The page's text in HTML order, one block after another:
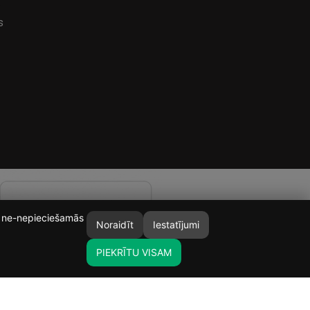
nepieciešamās
Noraidīt Iestatījumi
PIEKRĪTU VISAM